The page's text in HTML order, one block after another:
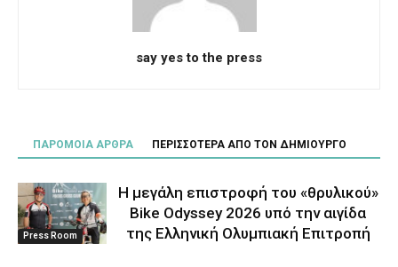
say yes to the press
ΠΑΡΟΜΟΙΑ ΑΡΘΡΑ ΠΕΡΙΣΣΟΤΕΡΑ ΑΠΟ ΤΟΝ ΔΗΜΙΟΥΡΓΟ
Press Room
Η μεγάλη επιστροφή του «θρυλικού»
Bike Odyssey 2026 υπό την αιγίδα
της Ελληνική Ολυμπιακή Επιτροπή